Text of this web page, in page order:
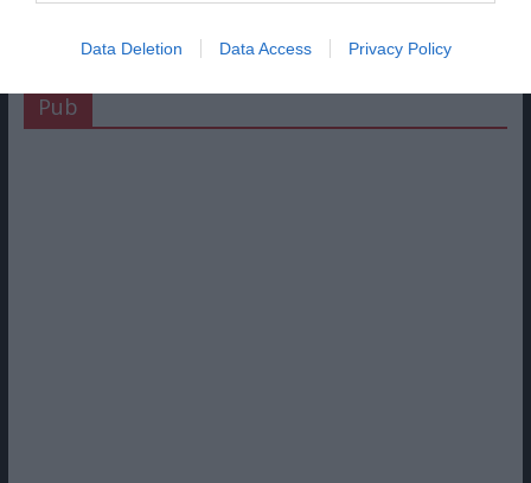
Data Deletion Data Access Privacy Policy
Pub